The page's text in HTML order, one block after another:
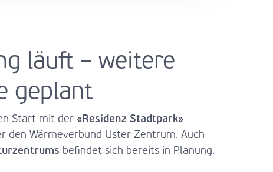
läuft – weitere
geplant
Start mit der «Residenz Stadtpark»
den Wärmeverbund Uster Zentrum. Auch
befindet sich bereits in Planung.